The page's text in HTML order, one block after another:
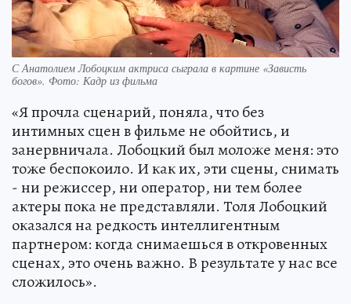
С Анатолием Лобоцким актриса сыграла в картине «Зависть
богов». Фото: Кадр из фильма
«Я прочла сценарий, поняла, что без
интимных сцен в фильме не обойтись, и
занервничала. Лобоцкий был моложе меня: это
тоже беспокоило. И как их, эти сцены, снимать
- ни режиссер, ни оператор, ни тем более
актеры пока не представляли. Толя Лобоцкий
оказался на редкость интеллигентным
партнером: когда снимаешься в откровенных
сценах, это очень важно. В результате у нас все
сложилось».